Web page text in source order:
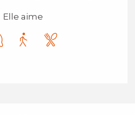
Elle aime